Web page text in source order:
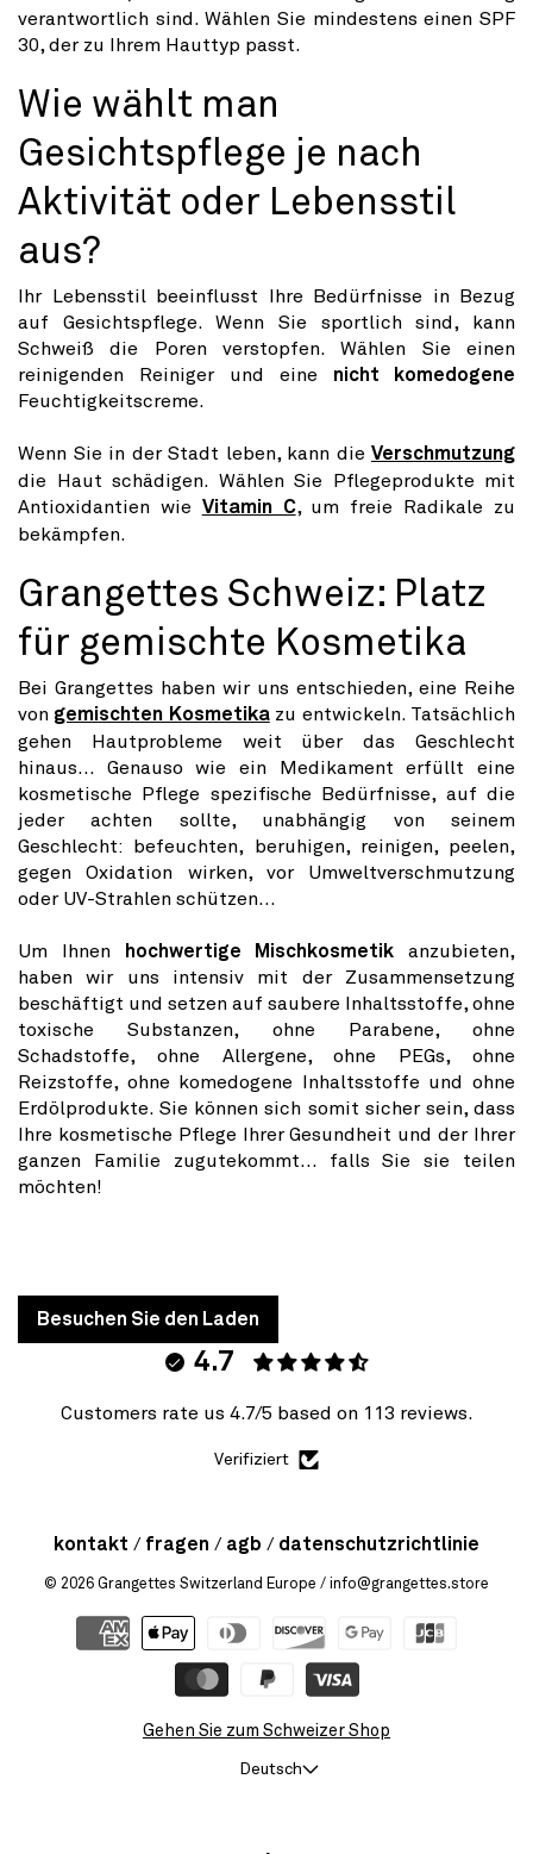
verantwortlich sind. Wählen Sie mindestens einen SPF
30, der zu Ihrem Hauttyp passt.
Wie wählt man
Gesichtspflege je nach
Aktivität oder Lebensstil
aus?
Ihr Lebensstil beeinflusst Ihre Bedürfnisse in Bezug
auf Gesichtspflege. Wenn Sie sportlich sind, kann
Schweiß die Poren verstopfen. Wählen Sie einen
reinigenden Reiniger und eine nicht komedogene
Feuchtigkeitscreme.
Wenn Sie in der Stadt leben, kann die Verschmutzung
die Haut schädigen. Wählen Sie Pflegeprodukte mit
Antioxidantien wie Vitamin C, um freie Radikale zu
bekämpfen.
Grangettes Schweiz: Platz
für gemischte Kosmetika
Bei Grangettes haben wir uns entschieden, eine Reihe
von gemischten Kosmetikazu entwickeln. Tatsächlich
gehen Hautprobleme weit über das Geschlecht
hinaus... Genauso wie ein Medikament erfüllt eine
kosmetische Pflege spezifische Bedürfnisse, auf die
jeder achten sollte, unabhängig von seinem
Geschlecht: befeuchten, beruhigen, reinigen, peelen,
gegen Oxidation wirken, vor Umweltverschmutzung
oder UV-Strahlen schützen...
Um Ihnen hochwertige Mischkosmetik anzubieten,
haben wir uns intensiv mit der Zusammensetzung
beschäftigt und setzen auf saubere Inhaltsstoffe, ohne
toxische Substanzen, ohne Parabene, ohne
Schadstoffe, ohne Allergene, ohne PEGs, ohne
Reizstoffe, ohne komedogene Inhaltsstoffe und ohne
Erdölprodukte. Sie können sich somit sicher sein, dass
Ihre kosmetische Pflege Ihrer Gesundheit und der Ihrer
ganzen Familie zugutekommt... falls Sie sie teilen
möchten!
Besuchen Sie den Laden
4.7
Customers rate us 4.7/5 based on 113 reviews.
Verifiziert
kontakt fragen agb datenschutzrichtlinie
© 2026 Grangettes Switzerland Europe / info@grangettes.store
Gehen Sie zum Schweizer Shop
Deutsch